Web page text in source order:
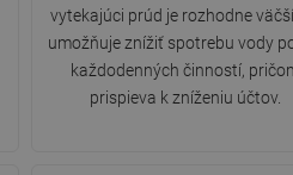
vytekajúci prúd je rozhodne
umožňuje znížiť spotrebu vody
každodenných činností,
prispieva k zníženiu účtov.